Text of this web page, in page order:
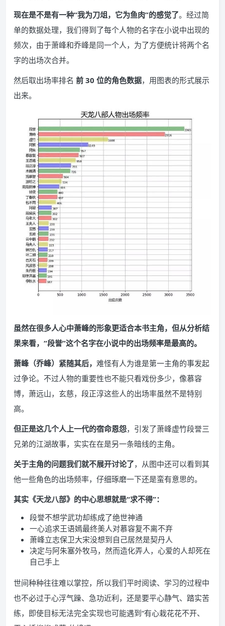
现在是不是有一种“我为刀俎，它为鱼肉”的感觉了。经过简
单的数据处理，我们得到了每个人物的名字在小说中出现的
频次，由于萧峰和乔峰是同一个人，为了方便统计将两个名
字的出场次合并。
然后取出场率排名 前 30 位的角色数据，用图表的形式展示
出来。
虽然在很多人心中萧峰的形象更适合本书主角，但从分析结
果来看，“段誉”这个名字在小说中的出场频率是最高的。
萧峰（乔峰）紧随其后， 难怪有人为谁是第一主角的事发起
过争论。不过人物的重要性也不能只看戏份多少，像慕容
博，萧远山，玄慈，段正淳这些人的出场率虽然不是特别
高。
但正是这几个人上一代的宿命恩怨，引发了萧峰虚竹段誉三
兄弟的江湖故事，实实在在是另一条暗线的主角。
关于主角的问题我们就不展开讨论了，从图中还可以看到其
他一些角色的出场频率，仔细琢磨一下还是蛮有意思的。
其实《天龙八部》的中心思想就是“求不得”：
段誉不想学武功却练成了绝世神通
一心追求王语嫣最终美人对慕容复不离不弃
萧峰立志保卫大宋没想到自己居然是契丹人
决定与阿朱塞外牧马，然而造化弄人，心爱的人却死在
自己手上
世间种种往往难以掌控，所以我们平时阅读、学习的过程中
也不必过于心浮气躁、急功近利，还是要平心静气、踏实苦
练，即使目标无法完全实现也可能遇到“有心栽花花不开、